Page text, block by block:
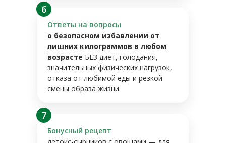
Ответы на вопросы
о безопасном избавлении от
лишних килограммов в любом
возрасте БЕЗ диет, голодания,
значительных физических нагрузок,
отказа от любимой еды и резкой
смены образа жизни.
6
Бонусный рецепт
7